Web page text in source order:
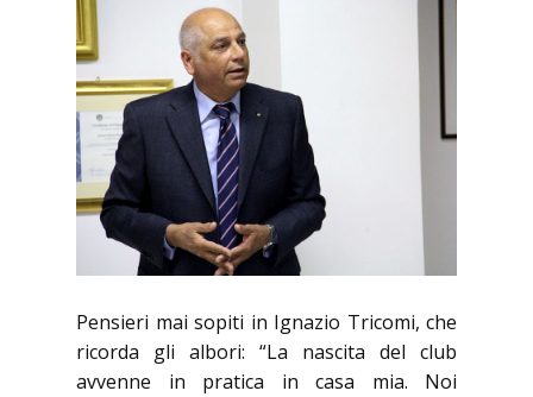
Pensieri mai sopiti in Ignazio Tricomi, che
ricorda gli albori: “La nascita del club
avvenne in pratica in casa mia. Noi